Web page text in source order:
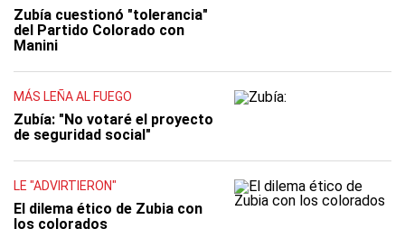
Zubía cuestionó "tolerancia"
del Partido Colorado con
Manini
MÁS LEÑA AL FUEGO
Zubía: "No votaré el proyecto
de seguridad social"
LE "ADVIRTIERON"
El dilema ético de Zubia con
los colorados